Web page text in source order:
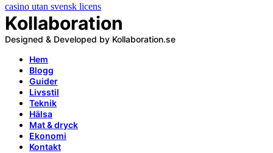
casino utan svensk licens
Kollaboration
Designed & Developed by Kollaboration.se
Hem
Blogg
Guider
Livsstil
Teknik
Hälsa
Mat & dryck
Ekonomi
Kontakt